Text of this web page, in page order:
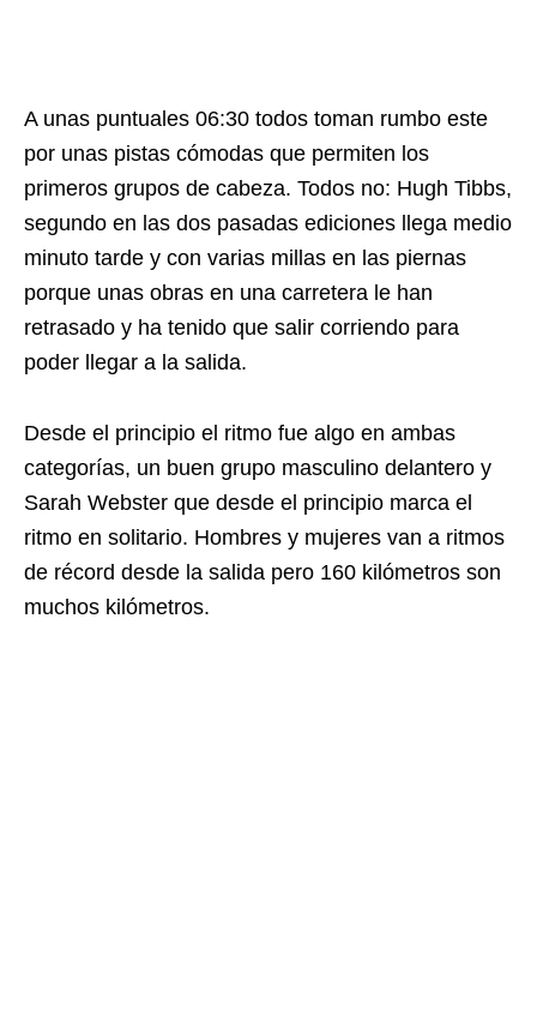
A unas puntuales 06:30 todos toman rumbo este
por unas pistas cómodas que permiten los
primeros grupos de cabeza. Todos no: Hugh Tibbs,
segundo en las dos pasadas ediciones llega medio
minuto tarde y con varias millas en las piernas
porque unas obras en una carretera le han
retrasado y ha tenido que salir corriendo para
poder llegar a la salida.
Desde el principio el ritmo fue algo en ambas
categorías, un buen grupo masculino delantero y
Sarah Webster que desde el principio marca el
ritmo en solitario. Hombres y mujeres van a ritmos
de récord desde la salida pero 160 kilómetros son
muchos kilómetros.